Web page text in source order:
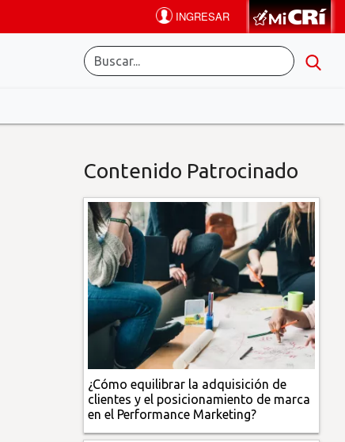
Contenido Patrocinado
¿Cómo equilibrar la adquisición de
clientes y el posicionamiento de marca
en el Performance Marketing?